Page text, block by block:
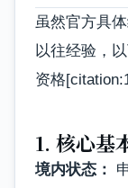
虽然官方具
以往经验，
资格
1. 核心基
境内状态：